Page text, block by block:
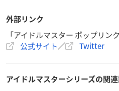
【発売元】
バンダイナムコエンターテインメ
外部リンク
「アイドルマスター ポップリンク
公式サイト／ Twitter
アイドルマスターシリーズの関